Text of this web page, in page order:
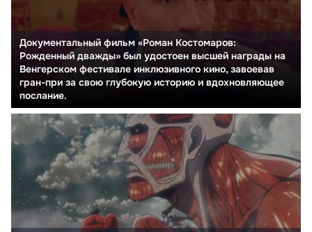
Документальный фильм «Роман Костомаров:
Рожденный дважды» был удостоен высшей награды на
Венгерском фестивале инклюзивного кино, завоевав
гран-при за свою глубокую историю и вдохновляющее
послание.